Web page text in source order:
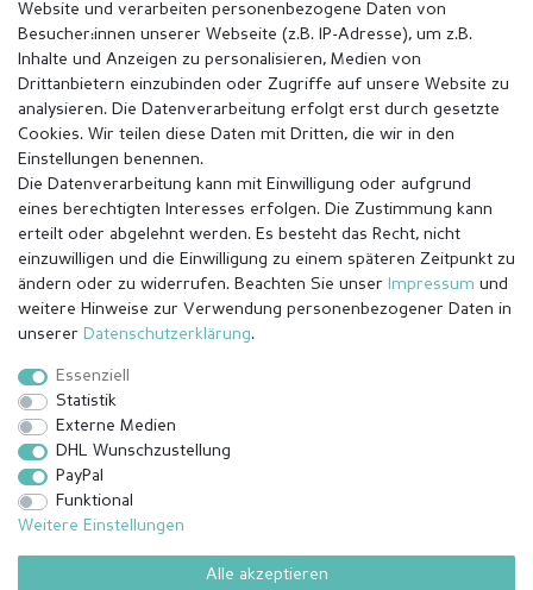
Impressum Daten­schutz­erklärung
Barrierefreiheitserklärung
© Copyright 2026 | Alle Rechte vorbehalten.
Website und verarbeiten personenbezogene Daten von
Besucher:innen unserer Webseite (z.B. IP-Adresse), um z.B.
Inhalte und Anzeigen zu personalisieren, Medien von
Drittanbietern einzubinden oder Zugriffe auf unsere Website zu
analysieren. Die Datenverarbeitung erfolgt erst durch gesetzte
Cookies. Wir teilen diese Daten mit Dritten, die wir in den
Einstellungen benennen.
Die Datenverarbeitung kann mit Einwilligung oder aufgrund
eines berechtigten Interesses erfolgen. Die Zustimmung kann
erteilt oder abgelehnt werden. Es besteht das Recht, nicht
einzuwilligen und die Einwilligung zu einem späteren Zeitpunkt zu
ändern oder zu widerrufen. Beachten Sie unser Impressum und
weitere Hinweise zur Verwendung personenbezogener Daten in
unserer Daten­schutz­erklärung.
Essenziell
Statistik
Externe Medien
DHL Wunschzustellung
PayPal
Funktional
Weitere Einstellungen
Alle akzeptieren